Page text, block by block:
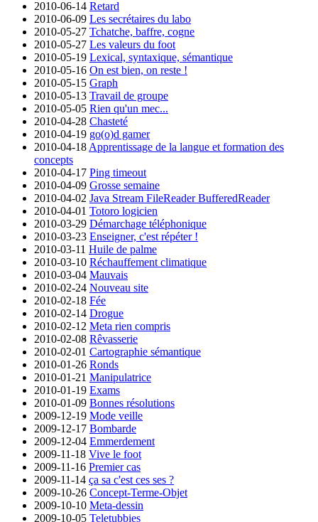
2010-06-14 Retard
2010-06-09 Les secrétaires du labo
2010-05-27 Tchatche, baffre, cogne
2010-05-27 Les valeurs du foot
2010-05-19 Lexical, syntaxique, sémantique
2010-05-16 On est bien, on reste !
2010-05-15 Graph
2010-05-13 Travail de groupe
2010-05-05 Rien qu'un mec...
2010-04-28 Chasteté
2010-04-19 go(o)d gamer
2010-04-18 Apprentissage de la langue et formation des
concepts
2010-04-17 Ping timeout
2010-04-09 Grosse semaine
2010-04-02 Java Stream FileReader BufferedReader
2010-04-01 Totoro logicien
2010-03-29 Démarchage téléphonique
2010-03-23 Enseigner, c'est répéter !
2010-03-11 Huile de palme
2010-03-10 Réchauffement climatique
2010-03-04 Mauvais
2010-02-24 Nouveau site
2010-02-18 Fée
2010-02-14 Drogue
2010-02-12 Meta rien compris
2010-02-08 Rêvasserie
2010-02-01 Cartographie sémantique
2010-01-26 Ronds
2010-01-21 Manipulatrice
2010-01-19 Exams
2010-01-09 Bonnes résolutions
2009-12-19 Mode veille
2009-12-17 Bombarde
2009-12-04 Emmerdement
2009-11-18 Vive le foot
2009-11-16 Premier cas
2009-11-14 ça sa c'est ces ses ?
2009-10-26 Concept-Terme-Objet
2009-10-10 Meta-dessin
2009-10-05 Teletubbies